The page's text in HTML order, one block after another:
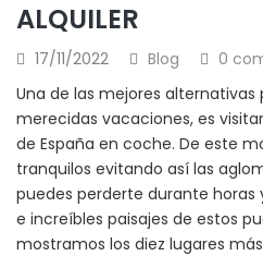
ALQUILER
17/11/2022 Blog
0
Una de las mejores
merecidas vacaciones, es
de España en coche. De este
tranquilos evitando así las
puedes perderte durante horas
e increíbles paisajes de estos
mostramos los diez lugares